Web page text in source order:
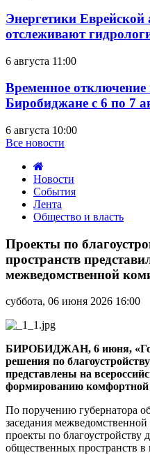
Энергетики
отслеживают
6 августа 11:00
Временное
Биробиджане с 6 по 7
6 августа 10:00
Все новости
Новости
События
Лента
Общество и власть
по
общественных
пространств
региональной
комиссии
Проекты по
пространств
межведомственной
суббота, 06 июня 2026 16:00
БИРОБИДЖАН, 6 июня,
решения по
представлены на
формированию комфортной
По поручению губернатора
заседания
проекты по
общественных пространств